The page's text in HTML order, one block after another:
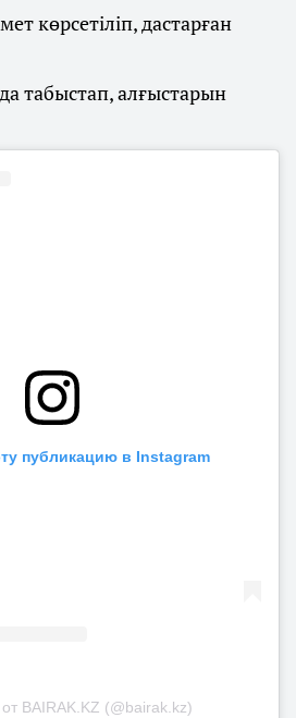
көрсетіліп, дастарған
табыстап, алғыстарын
публикацию в Instagram
BAIRAK.KZ (@bairak.kz)